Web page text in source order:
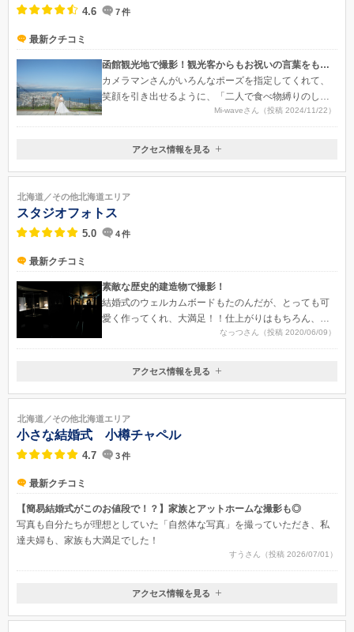
4.6 7件
最新クチコミ
函館観光地で撮影！観光客からもお祝いの言葉をもらいました！笑
カメラマンさんがいろんなポーズを指定してくれて、
笑顔を引き出せるように、「二人で食べ物縛りのしり
とりしながら！」等とお題をくれながら撮影してくれ
ました。写真のデータも当日その場でデータを渡して
くれたのと、（画質はデータより落ちますが）マイペ
に見れたのが嬉しかったです。撮影した写真は、山頂
からの景色・「函館山」と書いてあるモニュメントと
一緒で観光を楽しんでいるようなもの、場所移動中に
と手のシルエットだけ撮る等たくさんのシーンがあり
ています。データの画質も綺麗で、結婚式の招待状や
プロフィールムービーにもたくさん使用しました。撮
影が終わり、出来上がったデータを見たときにひとつ
だけ気になったことは、私が細身だったので後ろと横
から撮られると、背中側のドレスがブカブカで生地が
余っているのが写真で見て分かってしまうのが残念で
した。正面からの写真は後ろをクリップで止めていた
Mi-waveさん（投稿 2024/11/22）
北海道函館市大手町13-12
●ＪＲ：函館駅より 徒歩１０分 ●市電：市役所前駅より 徒歩２
分
アクセス情報を見る
北海道／その他北海道エリア
スタジオフォトス
5.0 4件
最新クチコミ
素敵な歴史的建造物で撮影！
結婚式のウェルカムボードもたのんだが、とっても可
愛く作ってくれ、大満足！！仕上がりはもちろん、商
品ひとつひとつが可愛くでドストライクでした！！
なっつさん（投稿 2020/06/09）
北海道小樽市花園1-7-12
アクセス情報を見る
北海道／その他北海道エリア
小さな結婚式 小樽チャペル
4.7 3件
最新クチコミ
【簡易結婚式がこのお値段で！？】家族とアットホームな撮影も◎
写真も自分たちが理想としていた「自然体な写真」を撮っていただき、私
達夫婦も、家族も大満足でした！
すうさん（投稿 2026/07/01）
北海道小樽市港町5-4
アクセス情報を見る